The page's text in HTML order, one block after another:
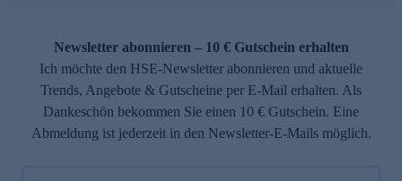
Newsletter abonnieren – 10 € Gutschein erhalten
Ich möchte den HSE-Newsletter abonnieren und aktuelle
Trends, Angebote & Gutscheine per E-Mail erhalten. Als
Dankeschön bekommen Sie einen 10 € Gutschein. Eine
Abmeldung ist jederzeit in den Newsletter-E-Mails möglich.